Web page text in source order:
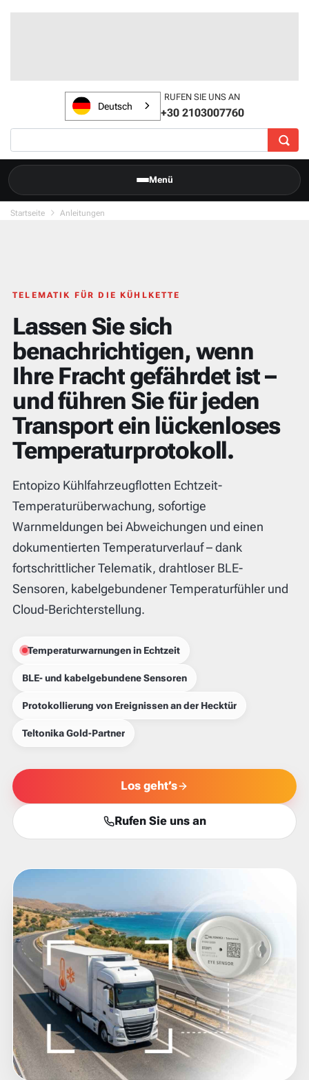
Deutsch
RUFEN SIE UNS AN
+30 2103007760
Menü
Startseite Anleitungen
TELEMATIK FÜR DIE KÜHLKETTE
Lassen Sie sich
benachrichtigen, wenn
Ihre Fracht gefährdet ist –
und führen Sie für jeden
Transport ein lückenloses
Temperaturprotokoll.
Entopizo Kühlfahrzeugflotten Echtzeit-
Temperaturüberwachung, sofortige
Warnmeldungen bei Abweichungen und einen
dokumentierten Temperaturverlauf – dank
fortschrittlicher Telematik, drahtloser BLE-
Sensoren, kabelgebundener Temperaturfühler und
Cloud-Berichterstellung.
Temperaturwarnungen in Echtzeit
BLE- und kabelgebundene Sensoren
Protokollierung von Ereignissen an der Hecktür
Teltonika Gold-Partner
Los geht’s
Rufen Sie uns an